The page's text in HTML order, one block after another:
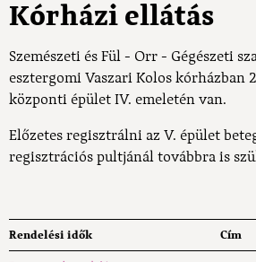
Kórházi ellátás
Szemészeti és Fül - Orr - Gégészeti
esztergomi Vaszari Kolos kórházban
központi épület IV. emeletén van.
Előzetes regisztrálni az V. épület
regisztrációs pultjánál továbbra is
Rendelési idők Cím